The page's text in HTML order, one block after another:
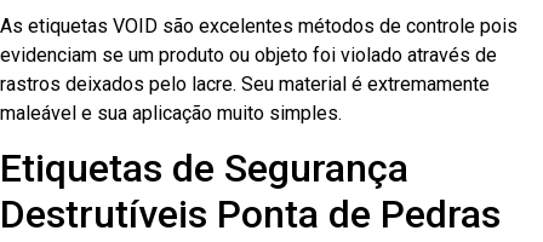
As etiquetas VOID são excelentes métodos de controle pois
evidenciam se um produto ou objeto foi violado através de
rastros deixados pelo lacre. Seu material é extremamente
maleável e sua aplicação muito simples.
Etiquetas de Segurança
Destrutíveis Ponta de Pedras